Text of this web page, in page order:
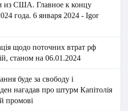
из США. Главное к концу
года. 6 января 2024 - Igor
щодо поточних втрат рф
станом на 06.01.2024
буде за свободу і
нагадав про штурм Капітолія
промові